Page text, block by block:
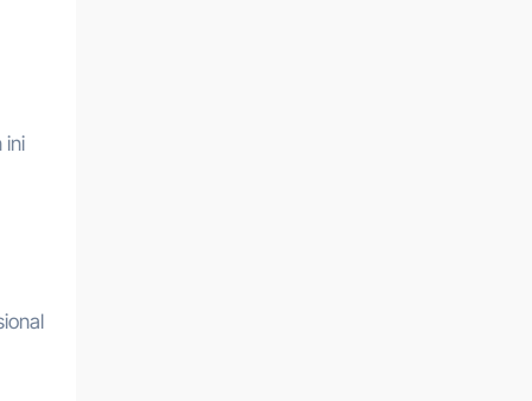
ini